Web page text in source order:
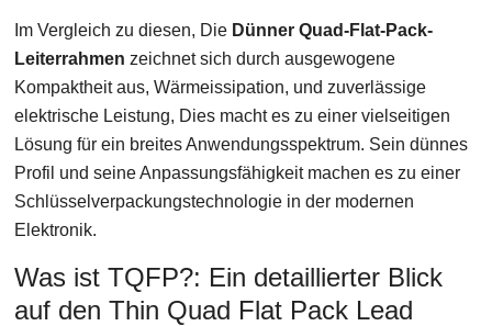
Im Vergleich zu diesen, Die Dünner Quad-Flat-Pack-
Leiterrahmen zeichnet sich durch ausgewogene
Kompaktheit aus, Wärmeissipation, und zuverlässige
elektrische Leistung, Dies macht es zu einer vielseitigen
Lösung für ein breites Anwendungsspektrum. Sein dünnes
Profil und seine Anpassungsfähigkeit machen es zu einer
Schlüsselverpackungstechnologie in der modernen
Elektronik.
Was ist TQFP?: Ein detaillierter Blick
auf den Thin Quad Flat Pack Lead